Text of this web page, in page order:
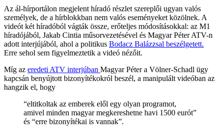
Az ál-hírportálon megjelent híradó részlet szereplői ugyan valós
személyek, de a hírblokkban nem valós eseményeket közölnek. A
videót két híradóból vágták össze, erőteljes módosításokkal: az M1
híradójából, Jakab Cintia műsorvezetésével és Magyar Péter ATV-n
adott interjújából, ahol a politikus Bodacz Balázzsal beszélgetett.
Erre sehol sem figyelmeztetik a videó nézőit.
Míg az eredeti ATV interjúban Magyar Péter a Völner-Schadl ügy
kapcsán benyújtott bizonyítékokról beszél, a manipulált videóban az
hangzik el, hogy
“eltitkoltak az emberek elől egy olyan programot,
amivel minden magyar megkereshetne havi 1500 eurót”
és “erre bizonyítékai is vannak”.